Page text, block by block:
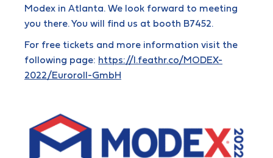
Modex in Atlanta. We look forward to meeting
you there. You will find us at booth B7452.
For free tickets and more information visit the
following page: https://l.feathr.co/MODEX-
2022/Euroroll-GmbH